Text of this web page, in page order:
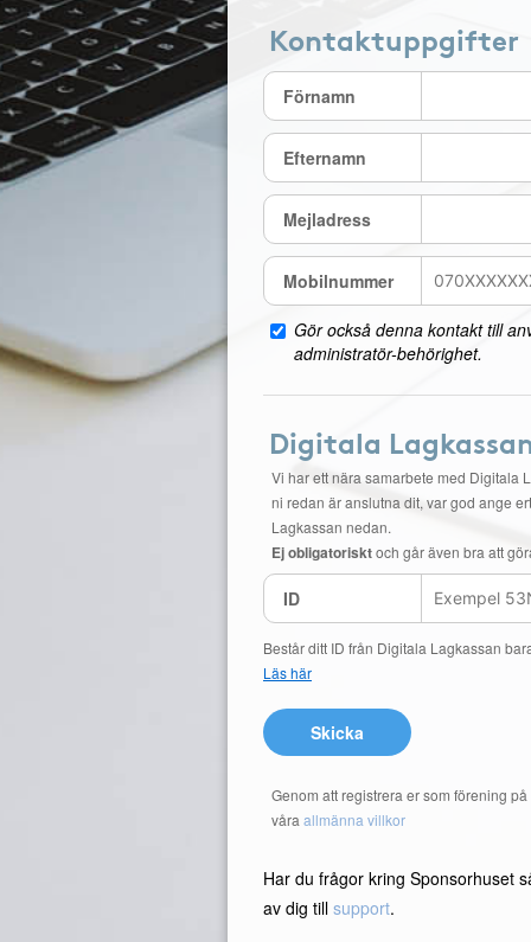
Kontaktuppgifter
Förnamn
Efternamn
Mejladress
Mobilnummer
Gör också denna kontakt till
administratör-behörighet.
Digitala
Vi har ett nära samarbete med Digitala
ni redan är anslutna dit, var god ange
Lagkassan nedan.
Ej obligatorisktoch går även bra att
ID
Består ditt ID från Digitala Lagkassan
Läs här
Skicka
Genom att registrera er som förening
våra allmänna villkor
Har du frågor kring Sponsorhuset
av dig till support.